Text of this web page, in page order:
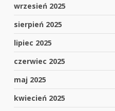
wrzesień 2025
sierpień 2025
lipiec 2025
czerwiec 2025
maj 2025
kwiecień 2025